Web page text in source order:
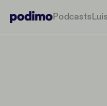
Podcasts